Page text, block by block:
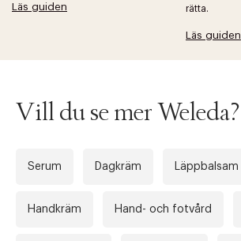
Läs guiden
rätta.
Läs guiden
Vill du se mer Weleda?
Serum Dagkräm Läppbalsam
Handkräm Hand- och fotvård